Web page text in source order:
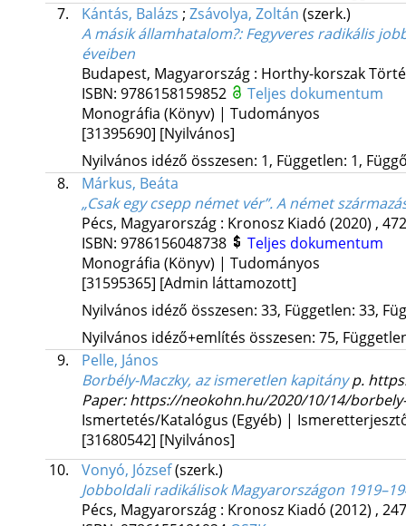
7.
Kántás, Balázs ; Zsávolya, Zoltán (szerk.)
A másik államhatalom?: Fegyveres radikális
éveiben
Budapest, Magyarország : Horthy-korszak
ISBN: 9786158159852
Teljes dokumentum
Monográfia (Könyv) | Tudományos
[31395690] [Nyilvános]
Nyilvános idéző összesen: 1, Független: 1,
8.
Márkus, Beáta
„Csak egy csepp német vér”. A német
Pécs, Magyarország : Kronosz Kiadó (2020) ,
ISBN: 9786156048738
Teljes dokumentum
Monográfia (Könyv) | Tudományos
[31595365] [Admin láttamozott]
Nyilvános idéző összesen: 33, Független: 33,
Nyilvános idéző+említés összesen: 75,
9.
Pelle, János
Borbély-Maczky, az ismeretlen kapitány p.
Paper: https://neokohn.hu/2020/10/14/
Ismertetés/Katalógus (Egyéb) |
[31680542] [Nyilvános]
10.
Vonyó, József(szerk.)
Jobboldali radikálisok Magyarországon
Pécs, Magyarország : Kronosz Kiadó (2012) ,